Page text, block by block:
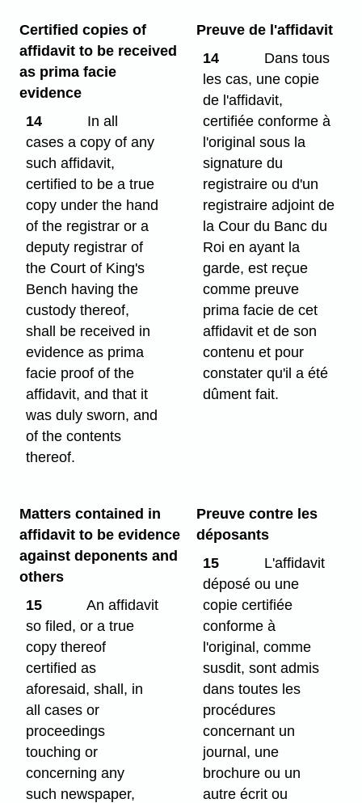
Certified copies of
affidavit to be received
as prima facie
evidence
14
In all
cases a copy of any
such affidavit,
certified to be a true
copy under the hand
of the registrar or a
deputy registrar of
the Court of King's
Bench having the
custody thereof,
shall be received in
evidence as prima
facie proof of the
affidavit, and that it
was duly sworn, and
of the contents
thereof.
Preuve de l'affidavit
14
Dans tous
les cas, une copie
de l'affidavit,
certifiée conforme à
l'original sous la
signature du
registraire ou d'un
registraire adjoint de
la Cour du Banc du
Roi en ayant la
garde, est reçue
comme preuve
prima facie de cet
affidavit et de son
contenu et pour
constater qu'il a été
dûment fait.
Matters contained in
affidavit to be evidence
against deponents and
others
15
An affidavit
so filed, or a true
copy thereof
certified as
aforesaid, shall, in
all cases or
proceedings
touching or
concerning any
such newspaper,
Preuve contre les
déposants
15
L'affidavit
déposé ou une
copie certifiée
conforme à
l'original, comme
susdit, sont admis
dans toutes les
procédures
concernant un
journal, une
brochure ou un
autre écrit ou